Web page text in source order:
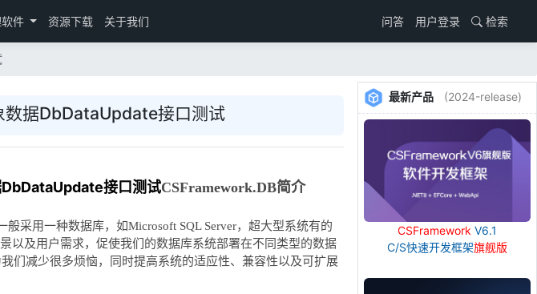
件 资源下载 关于我们 问答 用户登录 检索
据DbDataUpdate接口测试
接口测试CSFramework.DB简介
采用一种数据库，如Microsoft SQL Server，超大型系统有的
以及用户需求，促使我们的数据库系统部署在不同类型的数据
们减少很多烦恼，同时提高系统的适应性、兼容性以及可扩展
最新产品 (2024-release)
CSFramework V6.1
C/S快速开发框架旗舰版